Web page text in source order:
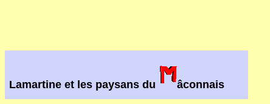
Lamartine et les paysans du âconnais